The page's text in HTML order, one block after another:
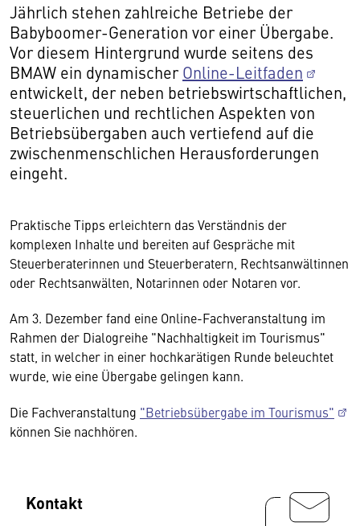
Jährlich stehen zahlreiche Betriebe der
Babyboomer-Generation vor einer Übergabe.
Vor diesem Hintergrund wurde seitens des
BMAW ein dynamischer Online-Leitfaden
entwickelt, der neben betriebswirtschaftlichen,
steuerlichen und rechtlichen Aspekten von
Betriebsübergaben auch vertiefend auf die
zwischenmenschlichen Herausforderungen
eingeht.
Praktische Tipps erleichtern das Verständnis der
komplexen Inhalte und bereiten auf Gespräche mit
Steuerberaterinnen und Steuerberatern, Rechtsanwältinnen
oder Rechtsanwälten, Notarinnen oder Notaren vor.
Am 3. Dezember fand eine Online-Fachveranstaltung im
Rahmen der Dialogreihe "Nachhaltigkeit im Tourismus"
statt, in welcher in einer hochkarätigen Runde beleuchtet
wurde, wie eine Übergabe gelingen kann.
Die Fachveranstaltung "Betriebsübergabe im Tourismus"
können Sie nachhören.
Kontakt